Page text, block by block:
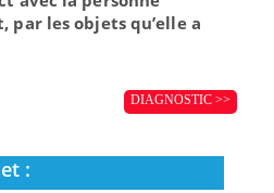
par les objets qu’elle a
DIAGNOSTIC >>
: